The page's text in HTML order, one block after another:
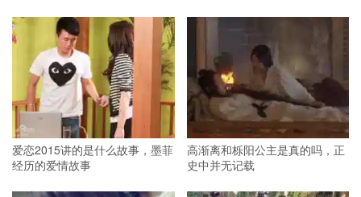
爱恋2015讲的是什么故事，墨菲
经历的爱情故事
高渐离和栎阳公主是真的吗，正
史中并无记载